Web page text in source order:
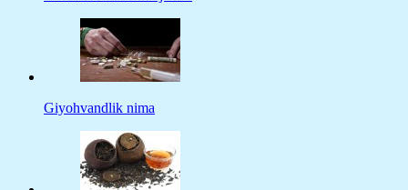
Giyohvandlik nima